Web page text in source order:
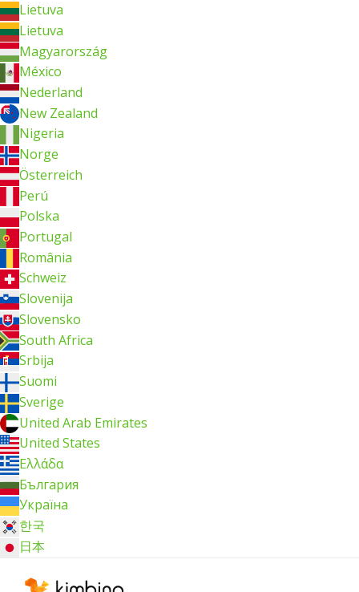
Lietuva
Lietuva
Magyarország
México
Nederland
New Zealand
Nigeria
Norge
Österreich
Perú
Polska
Portugal
România
Schweiz
Slovenija
Slovensko
South Africa
Srbija
Suomi
Sverige
United Arab Emirates
United States
Ελλάδα
България
Україна
한국
日本